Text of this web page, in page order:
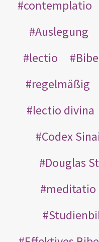
contemplatio
Auslegung
lectio
regelmäßig
lectio divina
Codex
Douglas
meditatio